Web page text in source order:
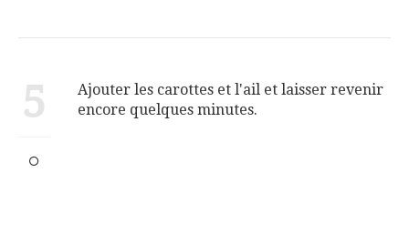
5
Ajouter les carottes et l'ail et laisser revenir
encore quelques minutes.